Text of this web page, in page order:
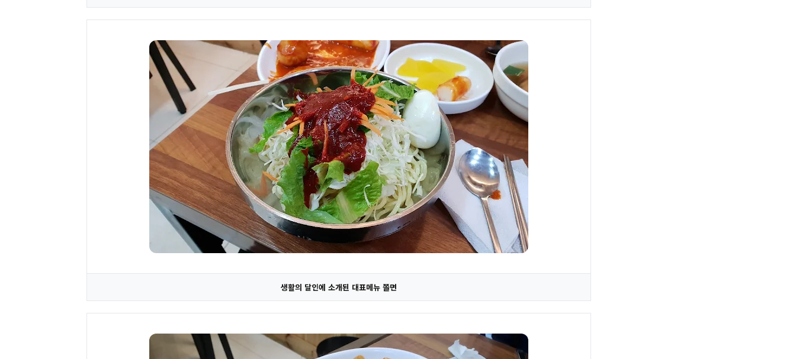
생활의 달인에 소개된 대표메뉴 쫄면